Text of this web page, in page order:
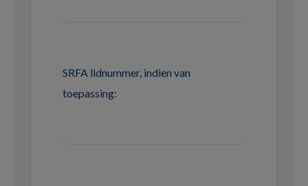
SRFA lidnummer, indien van
toepassing: